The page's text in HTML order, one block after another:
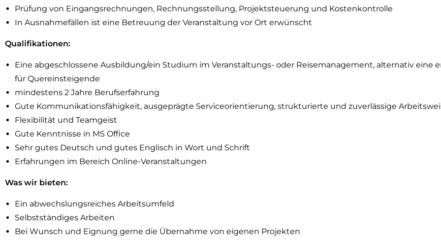
Prüfung von Eingangsrechnungen, Rechnungsstellung, Projektsteuerung und Kostenkontrolle
In Ausnahmefällen ist eine Betreuung der Veranstaltung vor Ort erwünscht
Qualifikationen:
Eine abgeschlossene Ausbildung/ein Studium im Veranstaltungs- oder Reisemanagement, alternativ eine
für Quereinsteigende
mindestens 2 Jahre Berufserfahrung
Gute Kommunikationsfähigkeit, ausgeprägte Serviceorientierung, strukturierte und zuverlässige
Flexibilität und Teamgeist
Gute Kenntnisse in MS Office
Sehr gutes Deutsch und gutes Englisch in Wort und Schrift
Erfahrungen im Bereich Online-Veranstaltungen
Was wir bieten:
Ein abwechslungsreiches Arbeitsumfeld
Selbstständiges Arbeiten
Bei Wunsch und Eignung gerne die Übernahme von eigenen Projekten